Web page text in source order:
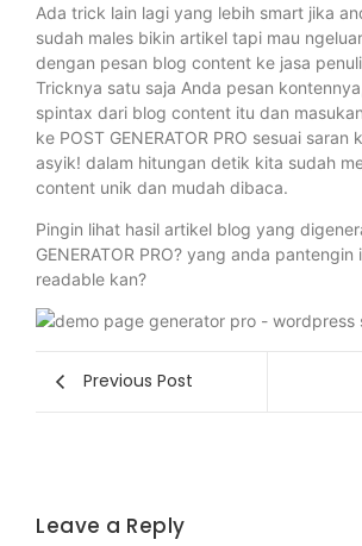
Ada trick lain lagi yang lebih smart jika
sudah males bikin artikel tapi mau
dengan pesan blog content ke jasa
Tricknya satu saja Anda pesan
spintax dari blog content itu dan
ke POST GENERATOR PRO sesuai saran
asyik! dalam hitungan detik kita sudah
content unik dan mudah dibaca.
Pingin lihat hasil artikel blog yang
GENERATOR PRO? yang anda pantengin
readable kan?
Previous Post
Leave a Reply